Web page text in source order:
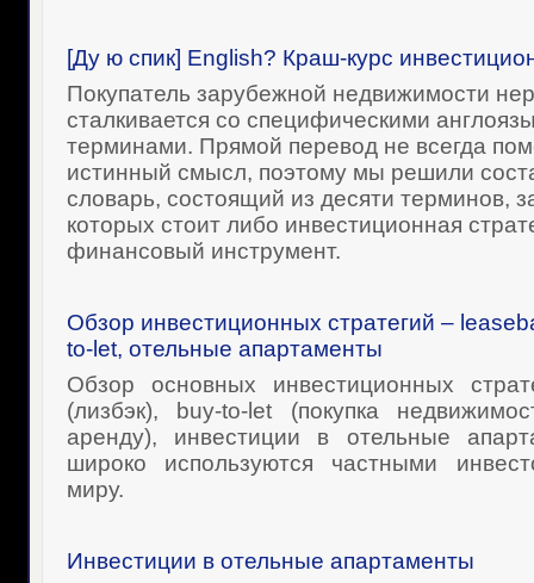
[Ду ю спик] English? Краш-курс
Покупатель зарубежной недвижимости
сталкивается со специфическими
терминами. Прямой перевод не всегда
истинный смысл, поэтому мы решили
словарь, состоящий из десяти терминов,
которых стоит либо инвестиционная
финансовый инструмент.
Обзор инвестиционных стратегий –
to-let, отельные апартаменты
Обзор основных инвестиционных
(лизбэк), buy-to-let (покупка
аренду), инвестиции в отельные
широко используются частными
миру.
Инвестиции в отельные апартаменты